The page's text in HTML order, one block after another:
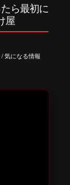
ら最初に
屋
/気になる情報